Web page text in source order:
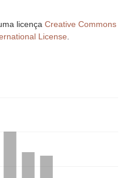
licença Creative Commons
License.